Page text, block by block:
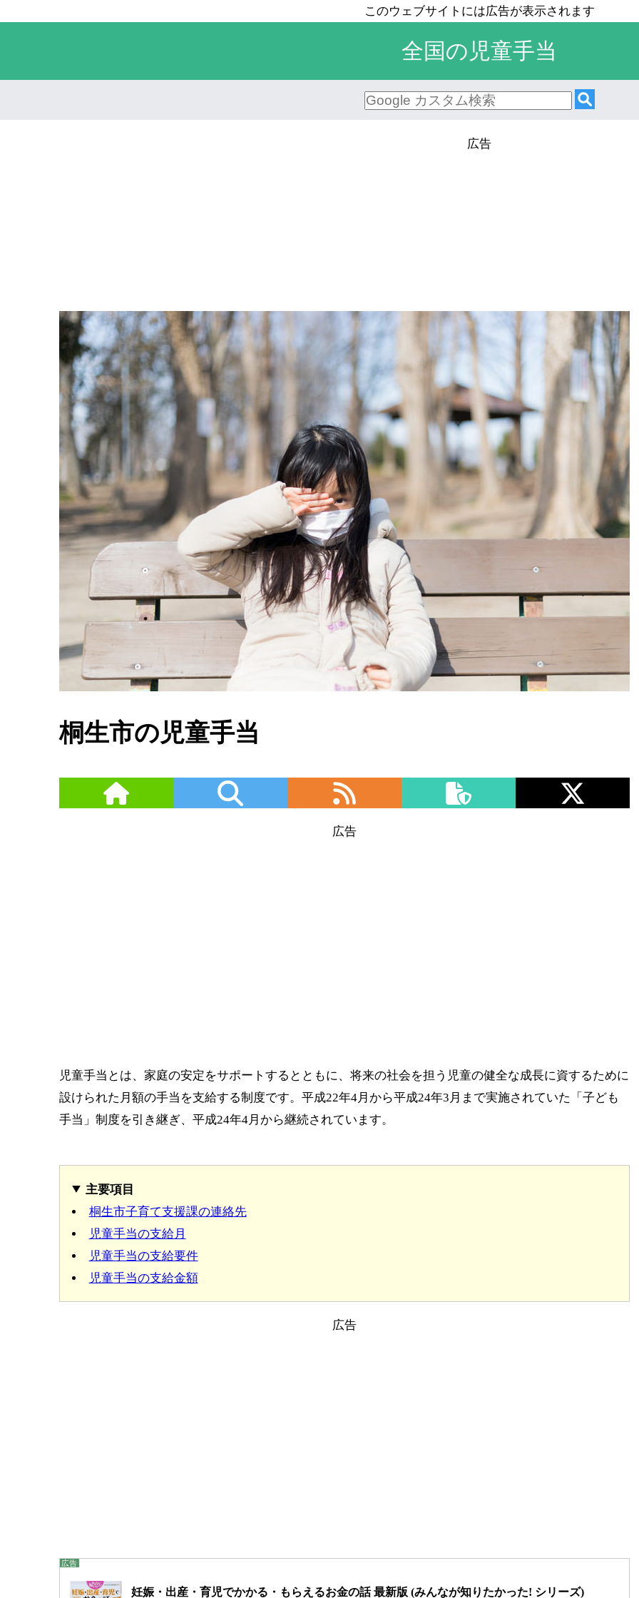
全国の児童手当
桐生市の児童手当
児童手当とは、家庭の安定をサポートするとともに、将来の社会を担う児童の健全な成長に資するために
設けられた月額の手当を支給する制度です。平成22年4月から平成24年3月まで実施されていた「子ども
手当」制度を引き継ぎ、平成24年4月から継続されています。
主要項目
桐生市子育て支援課の連絡先
児童手当の支給月
児童手当の支給要件
児童手当の支給金額
妊娠・出産・育児でかかる・もらえるお金の話 最新版 (みんなが知りたかった! シリーズ)